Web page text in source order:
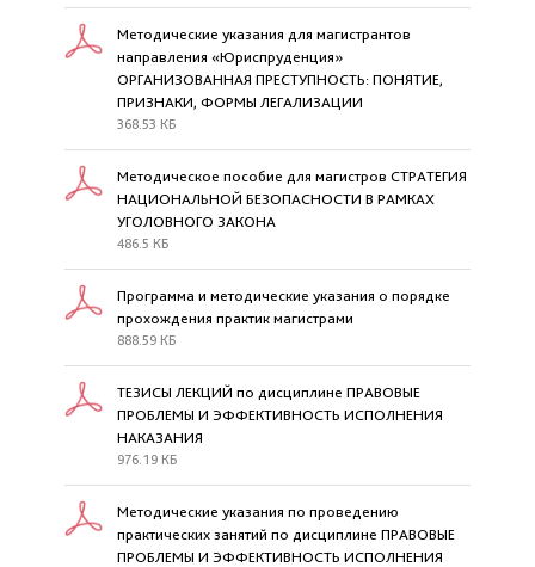
Методические указания для магистрантов
направления «Юриспруденция»
ОРГАНИЗОВАННАЯ ПРЕСТУПНОСТЬ: ПОНЯТИЕ,
ПРИЗНАКИ, ФОРМЫ ЛЕГАЛИЗАЦИИ
368.53 КБ
Методическое пособие для магистров СТРАТЕГИЯ
НАЦИОНАЛЬНОЙ БЕЗОПАСНОСТИ В РАМКАХ
УГОЛОВНОГО ЗАКОНА
486.5 КБ
Программа и методические указания о порядке
прохождения практик магистрами
888.59 КБ
ТЕЗИСЫ ЛЕКЦИЙ по дисциплине ПРАВОВЫЕ
ПРОБЛЕМЫ И ЭФФЕКТИВНОСТЬ ИСПОЛНЕНИЯ
НАКАЗАНИЯ
976.19 КБ
Методические указания по проведению
практических занятий по дисциплине ПРАВОВЫЕ
ПРОБЛЕМЫ И ЭФФЕКТИВНОСТЬ ИСПОЛНЕНИЯ